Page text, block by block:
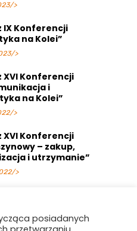
>
IX Konferencji
na Kolei”
>
XVI Konferencji
i
na Kolei”
>
XVI Konferencji
– zakup,
i utrzymanie”
>
>
posiadanych